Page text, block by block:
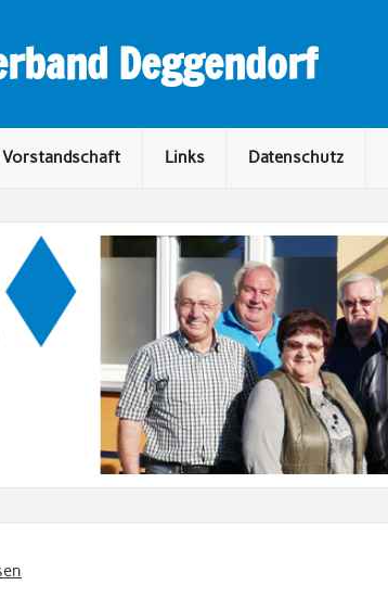
Deggendorf
Vorstandschaft Links Datenschutz